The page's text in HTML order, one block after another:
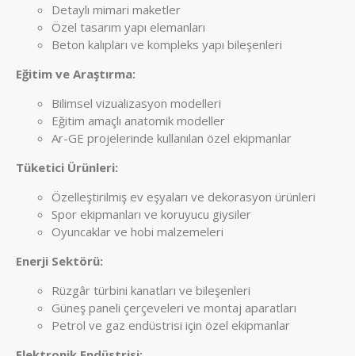
Detaylı mimari maketler
Özel tasarım yapı elemanları
Beton kalıpları ve kompleks yapı bileşenleri
Eğitim ve Araştırma:
Bilimsel vizualizasyon modelleri
Eğitim amaçlı anatomik modeller
Ar-GE projelerinde kullanılan özel ekipmanlar
Tüketici Ürünleri:
Özelleştirilmiş ev eşyaları ve dekorasyon ürünleri
Spor ekipmanları ve koruyucu giysiler
Oyuncaklar ve hobi malzemeleri
Enerji Sektörü:
Rüzgâr türbini kanatları ve bileşenleri
Güneş paneli çerçeveleri ve montaj aparatları
Petrol ve gaz endüstrisi için özel ekipmanlar